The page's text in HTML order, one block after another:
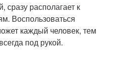
сразу располагает к
Воспользоваться
каждый человек, тем
под рукой.